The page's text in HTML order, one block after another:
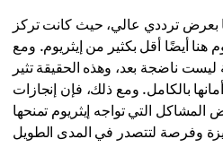
السرعة
13 ثانية للتأكيد
قابلية التوسع
السعر
حوالي 166.29 دولار
السرعة
0.4 ثانية للتأكيد
بعرض ترددي عالي، حيث كانت تركز
هنا أيضًا أقل بكثير من إيثريوم. ومع
ناضجة بعد، وهذه الحقيقة تثير
بالكامل. ومع ذلك، فإن إنجازات
المشاكل التي تواجه إيثريوم تمنحها